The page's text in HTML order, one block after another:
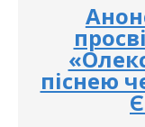
піснею